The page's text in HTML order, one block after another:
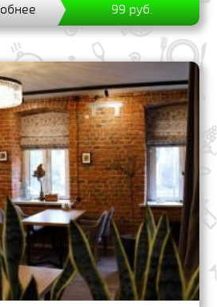
99 руб.